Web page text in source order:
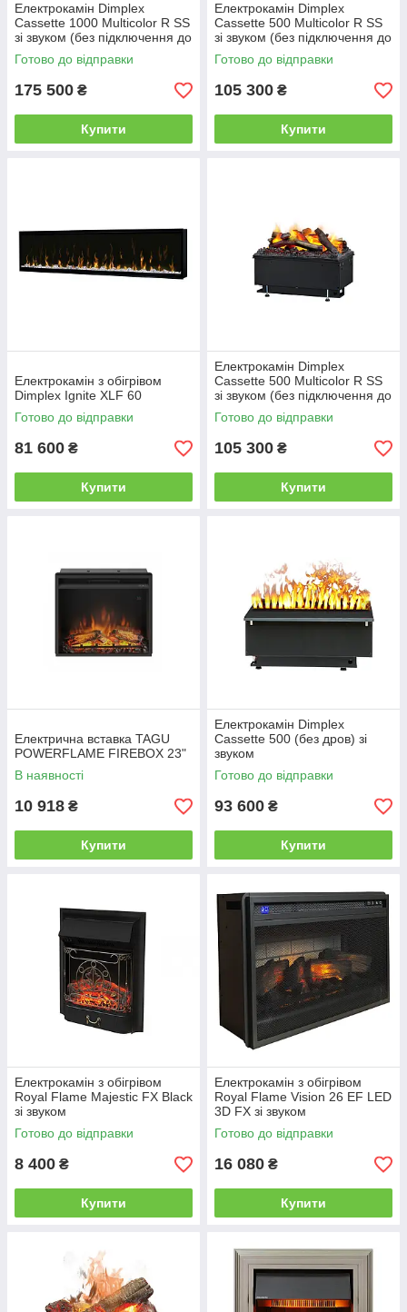
Електрокамін Dimplex
Cassette 1000 Multicolor R SS
зі звуком (без підключення до
води, з дровами)
Готово до відправки
175 500 ₴
Купити
Електрокамін Dimplex
Cassette 500 Multicolor R SS
зі звуком (без підключення до
води, з дровами)
Готово до відправки
105 300 ₴
Купити
Електрокамін з обігрівом
Dimplex Ignite XLF 60
Готово до відправки
81 600 ₴
Купити
Електрокамін Dimplex
Cassette 500 Multicolor R SS
зі звуком (без підключення до
води, з дровами NEW)
Готово до відправки
105 300 ₴
Купити
Електрична вставка TAGU
POWERFLAME FIREBOX 23"
В наявності
10 918 ₴
Купити
Електрокамін Dimplex
Cassette 500 (без дров) зі
звуком
Готово до відправки
93 600 ₴
Купити
Електрокамін з обігрівом
Royal Flame Majestic FX Black
зі звуком
Готово до відправки
8 400 ₴
Купити
Електрокамін з обігрівом
Royal Flame Vision 26 EF LED
3D FX зі звуком
Готово до відправки
16 080 ₴
Купити